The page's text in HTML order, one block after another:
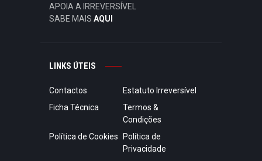
APOIA A IRREVERSÍVEL
SABE MAIS AQUI
LINKS ÚTEIS
Contactos
Estatuto Irreversível
Ficha Técnica
Termos &
Condições
Política de Cookies
Política de
Privacidade